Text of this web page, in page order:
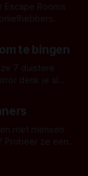
Escape Rooms
te bingen
7 duistere
horror
tv-
met mensen
ze eens